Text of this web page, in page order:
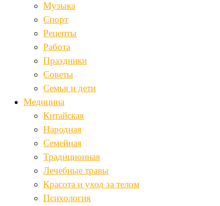
Музыка
Спорт
Рецепты
Работа
Праздники
Советы
Семья и дети
Медицина
Китайская
Народная
Семейная
Традиционная
Лечебные травы
Красота и уход за телом
Психология